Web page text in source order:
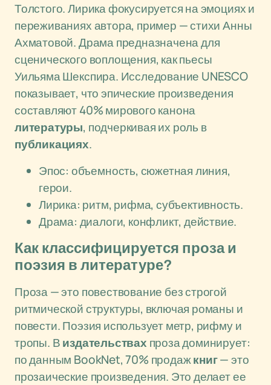
Толстого. Лирика фокусируется на эмоциях и
переживаниях автора, пример — стихи Анны
Ахматовой. Драма предназначена для
сценического воплощения, как пьесы
Уильяма Шекспира. Исследование UNESCO
показывает, что эпические произведения
составляют 40% мирового канона
литературы, подчеркивая их роль в
публикациях.
Эпос: объемность, сюжетная линия,
герои.
Лирика: ритм, рифма, субъективность.
Драма: диалоги, конфликт, действие.
Как классифицируется проза и
поэзия в литературе?
Проза — это повествование без строгой
ритмической структуры, включая романы и
повести. Поэзия использует метр, рифму и
тропы. Виздательствах проза доминирует:
по данным BookNet, 70% продажкниг— это
прозаические произведения. Это делает ее